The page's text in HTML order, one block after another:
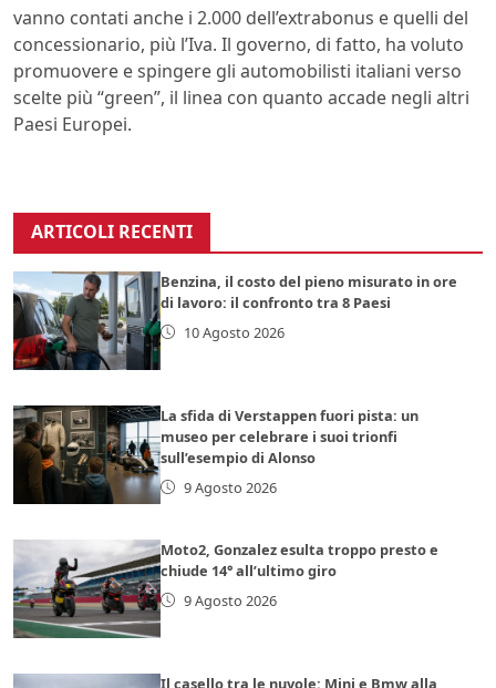
vanno contati anche i 2.000 dell’extrabonus e quelli del
concessionario, più l’Iva. Il governo, di fatto, ha voluto
promuovere e spingere gli automobilisti italiani verso
scelte più “green”, il linea con quanto accade negli altri
Paesi Europei.
ARTICOLI RECENTI
Benzina, il costo del pieno misurato in ore
di lavoro: il confronto tra 8 Paesi
10 Agosto 2026
La sfida di Verstappen fuori pista: un
museo per celebrare i suoi trionfi
sull’esempio di Alonso
9 Agosto 2026
Moto2, Gonzalez esulta troppo presto e
chiude 14° all’ultimo giro
9 Agosto 2026
Il casello tra le nuvole: Mini e Bmw alla